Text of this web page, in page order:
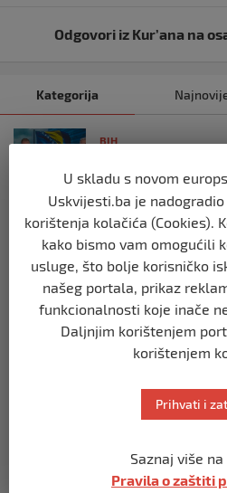
Odgovori iz Kur’ana na
Kategorija
BIH
manipulacija ne
prije 2 mjeseca
BIH
Postoje razne
OHR-a – šta vi
prije 3 mjeseca
najveće šanse
Predsjedništvo
BIH
U skladu s novom
Uskvijesti.ba je
korištenja kolačića (Cookies).
kako bismo vam omogućili
usluge, što bolje korisničko
našeg portala, prikaz
funkcionalnosti koje inače
Daljnjim korištenjem
korištenjem
Prihvati i
Saznaj više
Pravila o zaštiti